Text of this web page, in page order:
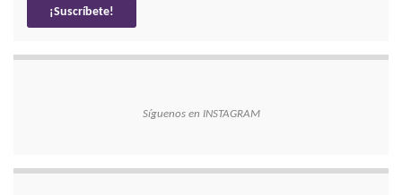
Síguenos en INSTAGRAM